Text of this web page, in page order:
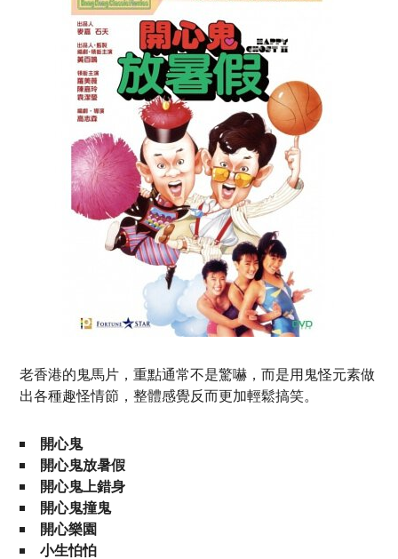
老香港的鬼馬片，重點通常不是驚嚇，而是用鬼怪元素做
出各種趣怪情節，整體感覺反而更加輕鬆搞笑。
開心鬼
開心鬼放暑假
開心鬼上錯身
開心鬼撞鬼
開心樂園
小生怕怕